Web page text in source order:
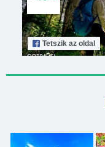
Tetszik az oldal